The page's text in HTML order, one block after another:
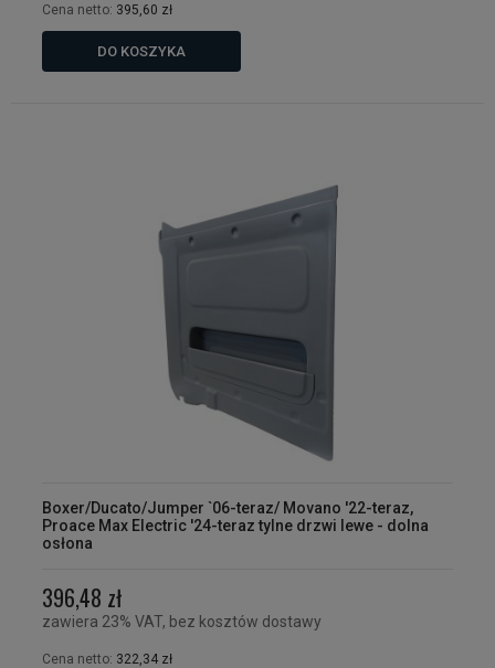
Cena netto: 395,60 zł
DO KOSZYKA
Boxer/Ducato/Jumper `06-teraz/ Movano '22-teraz,
Proace Max Electric '24-teraz tylne drzwi lewe - dolna
osłona
396,48 zł
zawiera 23% VAT, bez kosztów dostawy
Cena netto: 322,34 zł